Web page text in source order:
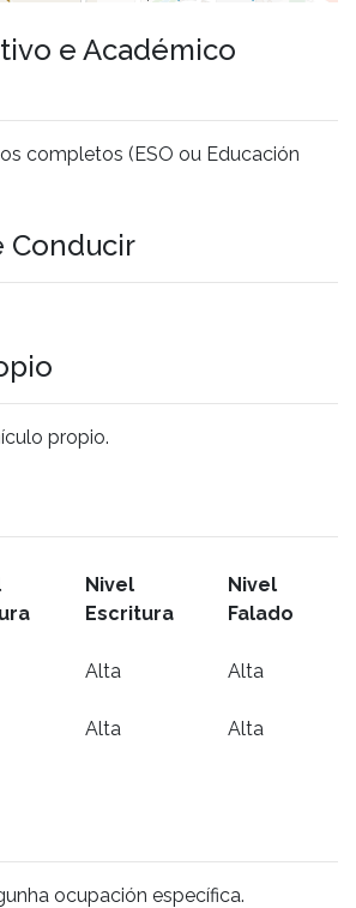
e Académico
completos (ESO ou Educación
Conducir
propio.
Nivel
Escritura
Nivel
Falado
Alta Alta
Alta Alta
ocupación específica.